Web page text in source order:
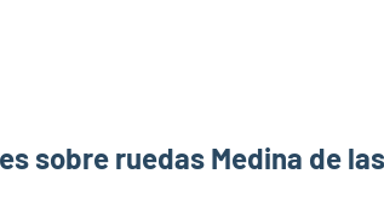
sobre ruedas Medina de